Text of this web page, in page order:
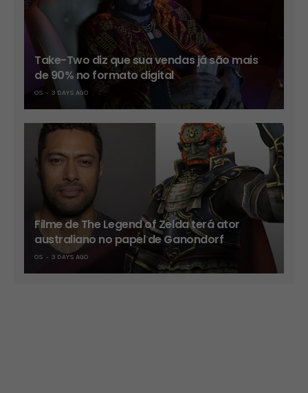
Take-Two diz que sua vendas já são mais
de 90% no formato digital
OS 3 DAYS AGO
Filme de The Legend of Zelda terá ator
australiano no papel de Ganondorf
OS 3 DAYS AGO